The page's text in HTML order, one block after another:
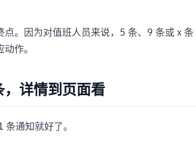
。因为对值班人员来说，5 条、9 条或 x 条
作。
详情到页面看
通知就好了。